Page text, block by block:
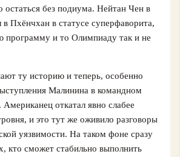
остаться без подиума. Нейтан Чен в
в Пхёнчхан в статусе суперфаворита,
программу и то Олимпиаду так и не
ту историю и теперь, особенно
Малинина в командном
откатал явно слабее
и это тут же оживило разговоры
уязвимости. На таком фоне сразу
кто сможет стабильно выполнить